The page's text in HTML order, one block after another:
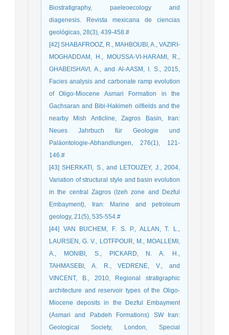
Biostratigraphy, paeleoecology and
diagenesis. Revista mexicana de ciencias
geológicas, 28(3), 439-458.‏#
[42] SHABAFROOZ, R., MAHBOUBI, A., VAZIRI-
MOGHADDAM, H., MOUSSA-VI-HARAMI, R.,
GHABEISHAVI, A., and Al-AASM, I. S., 2015,
Facies analysis and carbonate ramp evolution
of Oligo-Miocene Asmari Formation in the
Gachsaran and Bibi-Hakimeh oilfields and the
nearby Mish Anticline, Zagros Basin, Iran:
Neues Jahrbuch für Geologie und
Paläontologie-Abhandlungen, 276(1), 121-
146.‏#
[43] SHERKATI, S., and LETOUZEY, J., 2004,
Variation of structural style and basin evolution
in the central Zagros (Izeh zone and Dezful
Embayment), Iran: Marine and petroleum
geology, 21(5), 535-554.‏#
[44] VAN BUCHEM, F. S. P., ALLAN, T. L.,
LAURSEN, G. V., LOTFPOUR, M., MOALLEMI,
A., MONIBI, S., PICKARD, N. A. H.,
TAHMASEBI, A. R., VEDRENE, V., and
VINCENT, B., 2010, Regional stratigraphic
architecture and reservoir types of the Oligo-
Miocene deposits in the Dezful Embayment
(Asmari and Pabdeh Formations) SW Iran:
Geological Society, London, Special